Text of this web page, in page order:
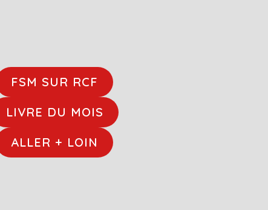
FSM SUR RCF
LIVRE DU MOIS
ALLER + LOIN